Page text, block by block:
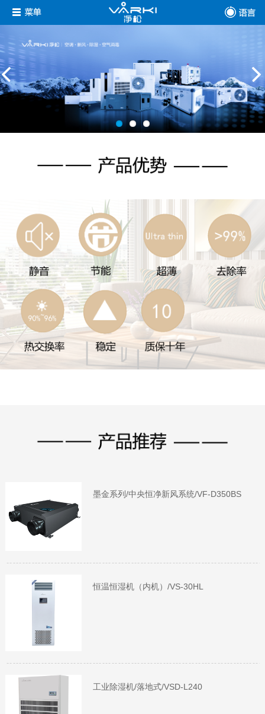
墨金系列/中央恒净新风系统/VF-D350BS
恒温恒湿机（内机）/VS-30HL
工业除湿机/落地式/VSD-L240